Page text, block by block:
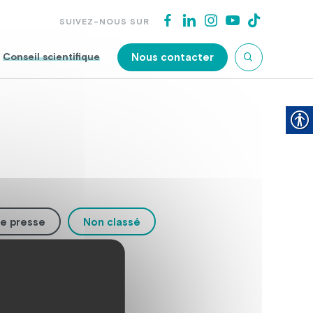
SUIVEZ-NOUS SUR
Conseil scientifique Nous contacter
presse Non classé